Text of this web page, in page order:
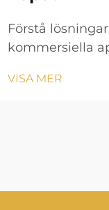
Förstå
kommersiella
VISA MER